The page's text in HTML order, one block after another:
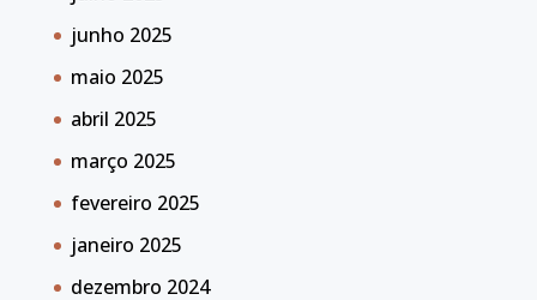
junho 2025
maio 2025
abril 2025
março 2025
fevereiro 2025
janeiro 2025
dezembro 2024